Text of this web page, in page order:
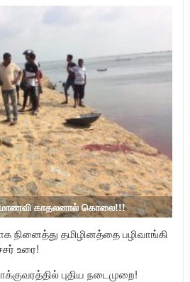
மாணவி காதலனால் கொலை!!!
நினைத்து தமிழினத்தை பழிவாங்கி
உரை!
புதிய நடைமுறை!